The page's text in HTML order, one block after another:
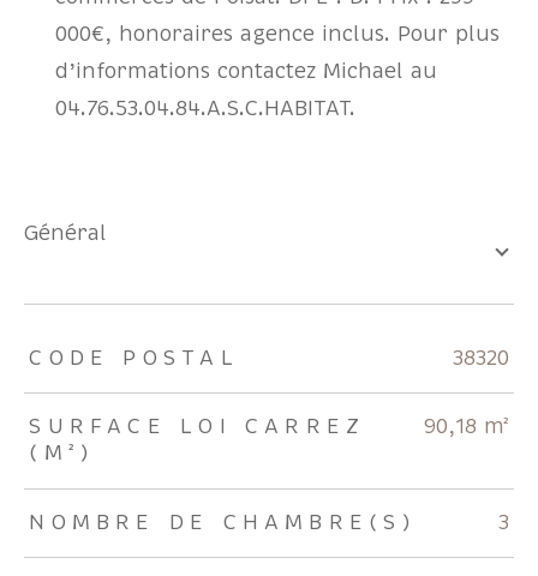
000€, honoraires agence inclus. Pour plus
d’informations contactez Michael au
04.76.53.04.84.A.S.C.HABITAT.
général
TRAD_ZEPHYR_Caracteristique TRAD_ZEPHYR_Valeurs
CODE POSTAL 38320
SURFACE LOI CARREZ
(M²)
90,18 m²
NOMBRE DE CHAMBRE(S) 3